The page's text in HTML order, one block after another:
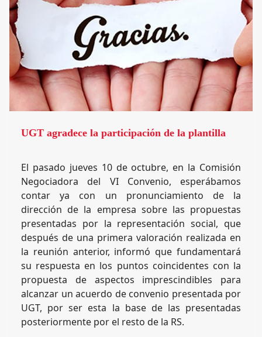
UGT agradece la participación de la plantilla
El pasado jueves 10 de octubre, en la Comisión
Negociadora del VI Convenio, esperábamos
contar ya con un pronunciamiento de la
dirección de la empresa sobre las propuestas
presentadas por la representación social, que
después de una primera valoración realizada en
la reunión anterior, informó que fundamentará
su respuesta en los puntos coincidentes con la
propuesta de aspectos imprescindibles para
alcanzar un acuerdo de convenio presentada por
UGT, por ser esta la base de las presentadas
posteriormente por el resto de la RS.